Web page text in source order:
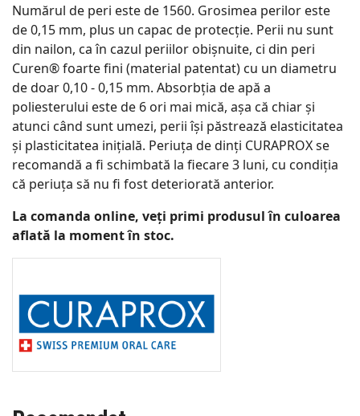
Numărul de peri este de 1560. Grosimea perilor este
de 0,15 mm, plus un capac de protecție. Perii nu sunt
din nailon, ca în cazul periilor obișnuite, ci din peri
Curen® foarte fini (material patentat) cu un diametru
de doar 0,10 - 0,15 mm. Absorbția de apă a
poliesterului este de 6 ori mai mică, așa că chiar și
atunci când sunt umezi, perii își păstrează elasticitatea
și plasticitatea inițială. Periuța de dinți CURAPROX se
recomandă a fi schimbată la fiecare 3 luni, cu condiția
că periuța să nu fi fost deteriorată anterior.
La comanda online, veți primi produsul în culoarea
aflată la moment în stoc.